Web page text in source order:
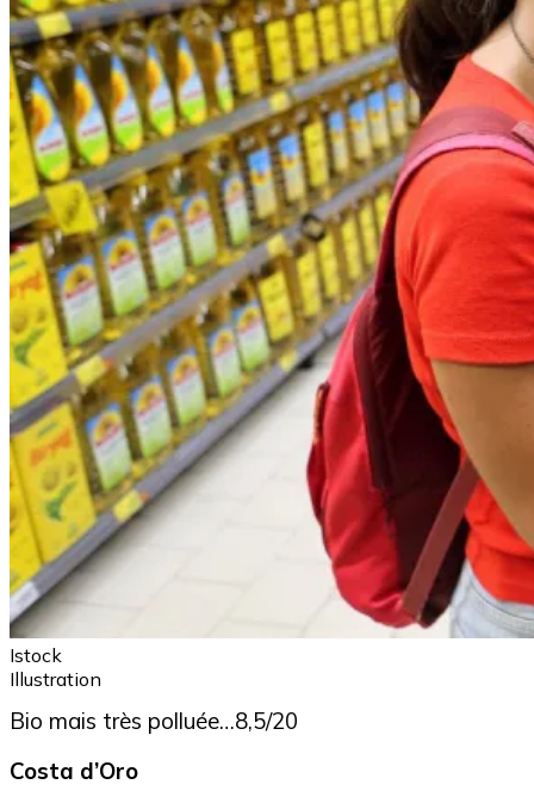
Istock
Illustration
Bio mais très polluée…8,5/20
Costa d’Oro